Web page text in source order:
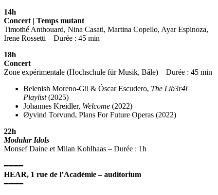
14h
Concert | Temps mutant
Timothé Anthouard, Nina Casati, Martina Copello, Ayar Espinoza,
Irene Rossetti – Durée : 45 min
18h
Concert
Zone expérimentale (Hochschule für Musik, Bâle) – Durée : 45 min
Belenish Moreno-Gil & Óscar Escudero, The Lib3r4l
Playlist(2025)
Johannes Kreidler, Welcome (2022)
Øyvind Torvund, Plans For Future Operas (2022)
22h
Modular Idols
Monsef Daine et Milan Kohlhaas – Durée : 1h
━━━━
HEAR, 1 rue de l’Académie – auditorium
━━━━